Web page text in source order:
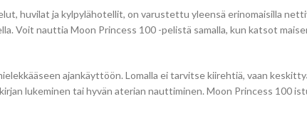
huvilat ja kylpylähotellit, on varustettu yleensä erinomaisilla
Voit nauttia Moon Princess 100 -pelistä samalla, kun katsot
ajankäyttöön. Lomalla ei tarvitse kiirehtiä, vaan
lukeminen tai hyvän aterian nauttiminen. Moon Princess 100